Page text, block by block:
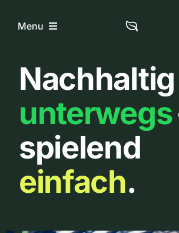
InhaltMenu
Home
Über uns
Urbanlist
Nachhaltig
unterwegs
spielend
einfach.